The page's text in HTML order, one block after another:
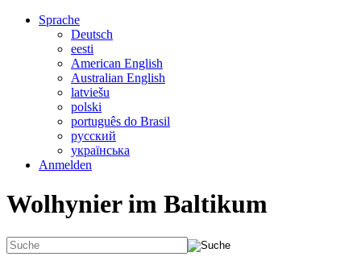
Sprache
Deutsch
eesti
American English
Australian English
latviešu
polski
português do Brasil
русский
українська
Anmelden
Wolhynier im Baltikum